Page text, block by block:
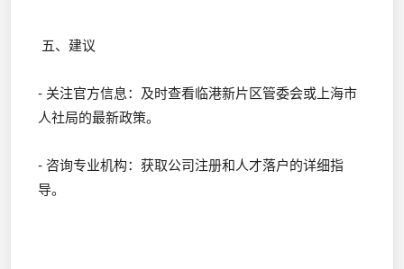
五、建议
- 关注官方信息：及时查看临港新片区管委会或上海市
人社局的最新政策。
- 咨询专业机构：获取公司注册和人才落户的详细指
导。